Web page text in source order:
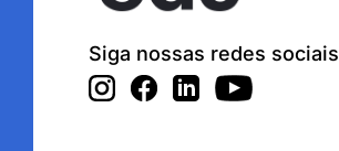
Siga nossas redes sociais